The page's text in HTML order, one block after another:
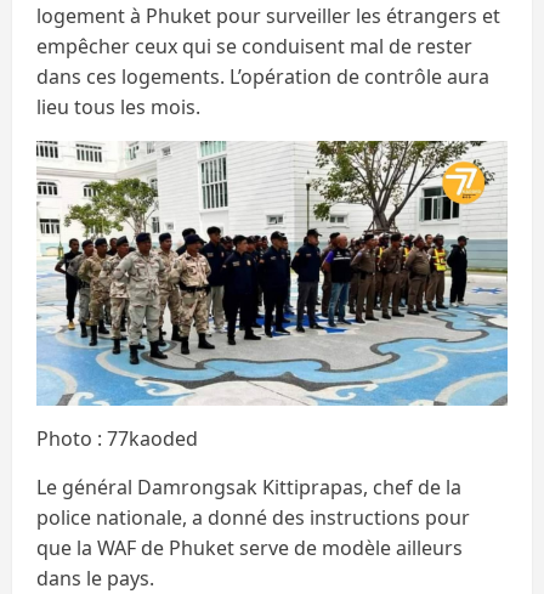
logement à Phuket pour surveiller les étrangers et
empêcher ceux qui se conduisent mal de rester
dans ces logements. L’opération de contrôle aura
lieu tous les mois.
Photo : 77kaoded
Le général Damrongsak Kittiprapas, chef de la
police nationale, a donné des instructions pour
que la WAF de Phuket serve de modèle ailleurs
dans le pays.